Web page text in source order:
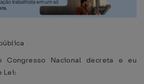
Congresso Nacional decreta e eu
Lei: